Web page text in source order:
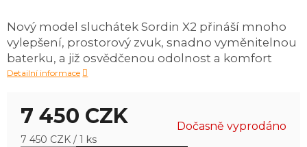
0,0
z
5
hvězdiček.
7 450 CZK
Měrná
7 450 CZK / 1 ks
Dočasně vyprodáno
Nový model sluchátek Sordin X2 přináší mnoho
vylepšení, prostorový zvuk, snadno vyměnitelnou
baterku, a již osvědčenou odolnost a komfort
Detailní informace